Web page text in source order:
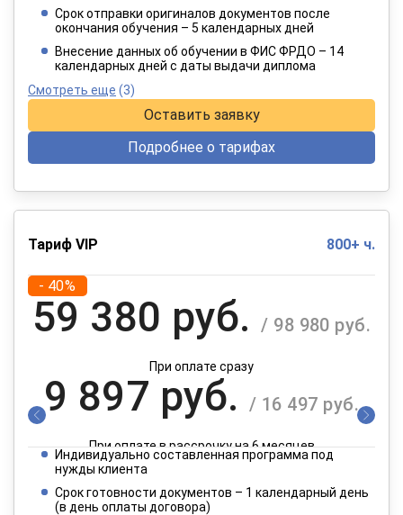
При оплате в рассрочку на 12 месяцев
Срок отправки оригиналов документов после
окончания обучения – 5 календарных дней
Внесение данных об обучении в ФИС ФРДО – 14
календарных дней с даты выдачи диплома
Смотреть еще (3)
Оставить заявку
Подробнее о тарифах
Тариф VIP 800+ ч.
- 40%
59 380 руб. / 98 980 руб.
При оплате сразу
9 897 руб. / 16 497 руб.
При оплате в рассрочку на 6 месяцев
4 949 руб. / 8 249 руб.
Индивидуально составленная программа под
нужды клиента
Срок готовности документов – 1 календарный день
(в день оплаты договора)